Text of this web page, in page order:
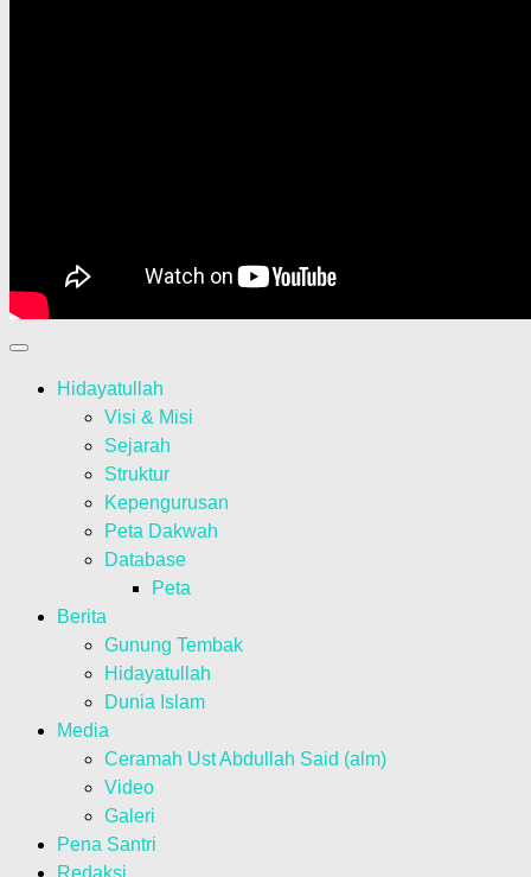
Hidayatullah
Visi & Misi
Sejarah
Struktur
Kepengurusan
Peta Dakwah
Database
Peta
Berita
Gunung Tembak
Hidayatullah
Dunia Islam
Media
Ceramah Ust Abdullah Said (alm)
Video
Galeri
Pena Santri